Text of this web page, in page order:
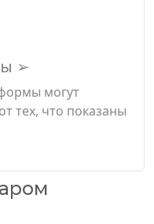
➢
могут
тех, что показаны